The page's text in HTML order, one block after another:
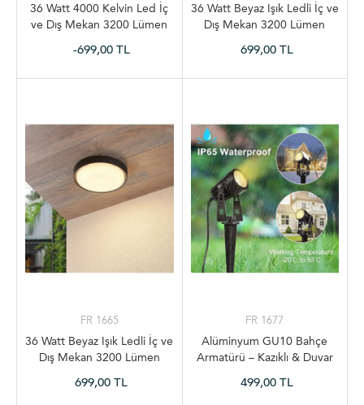
36 Watt 4000 Kelvin Led İç
ve Dış Mekan 3200 Lümen
Armatürü, Led Tavan Aplik
-699,00 TL
36 Watt Beyaz Işık Ledli İç ve
Dış Mekan 3200 Lümen
Armatürü, Led Tavan Aplik
699,00 TL
FR 1665
36 Watt Beyaz Işık Ledli İç ve
Dış Mekan 3200 Lümen
Armatürü, Led Tavan Aplik
699,00 TL
FR 1677
Alüminyum GU10 Bahçe
Armatürü – Kazıklı & Duvar
499,00 TL